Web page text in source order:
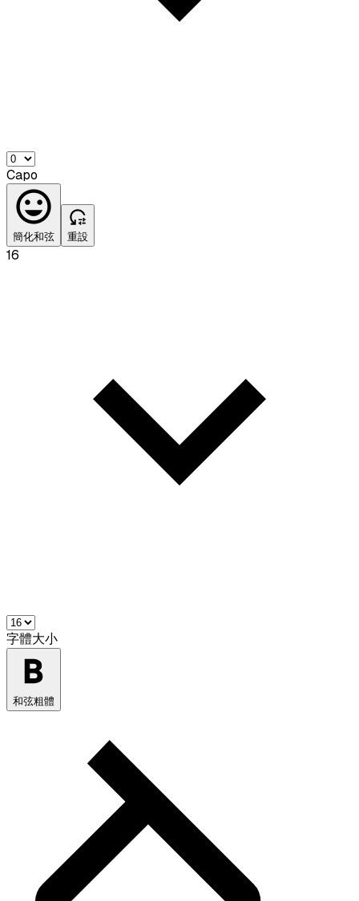
Capo
簡化和弦 重設
16
字體大小
和弦粗體